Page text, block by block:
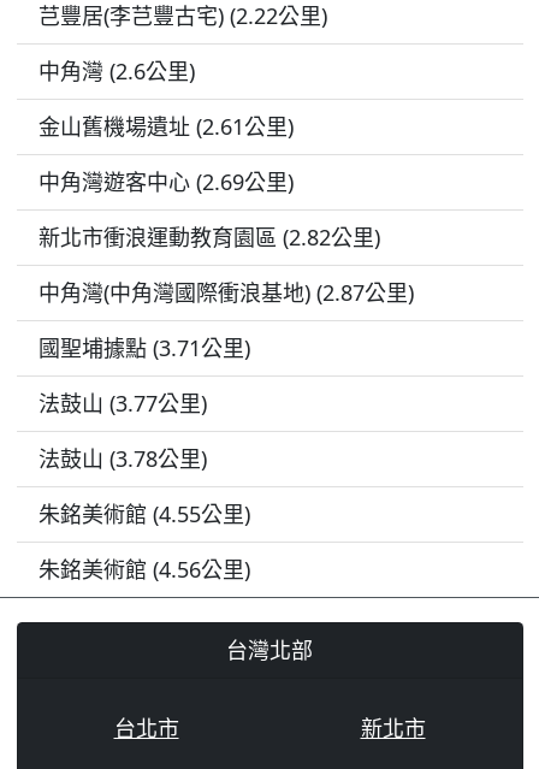
芑豐居(李芑豐古宅) (2.22公里)
中角灣 (2.6公里)
金山舊機場遺址 (2.61公里)
中角灣遊客中心 (2.69公里)
新北市衝浪運動教育園區 (2.82公里)
中角灣(中角灣國際衝浪基地) (2.87公里)
國聖埔據點 (3.71公里)
法鼓山 (3.77公里)
法鼓山 (3.78公里)
朱銘美術館 (4.55公里)
朱銘美術館 (4.56公里)
台灣北部
台北市 新北市